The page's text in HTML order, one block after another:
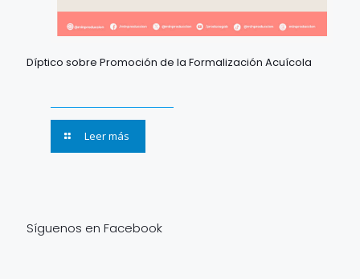
Díptico sobre Promoción de la Formalización Acuícola
Leer más
Síguenos en Facebook